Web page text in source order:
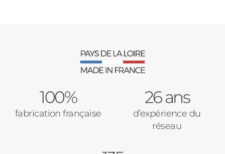
100%
fabrication française
26 ans
d’expérience du
réseau